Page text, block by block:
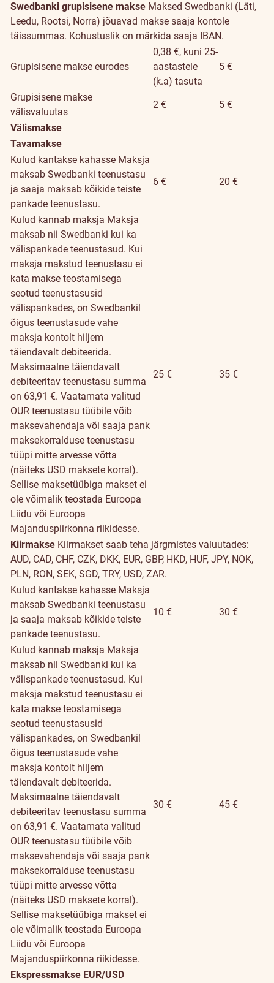
Swedbanki grupisisene makse Maksed Swedbanki (Läti,
Leedu, Rootsi, Norra) jõuavad makse saaja kontole
täissummas. Kohustuslik on märkida saaja IBAN.
Grupisisene makse eurodes
0,38 €, kuni 25-
aastastele
(k.a) tasuta
5 €
Grupisisene makse
välisvaluutas
2 €
5 €
Välismakse
Tavamakse
Kulud kantakse kahasse Maksja
maksab Swedbanki teenustasu
ja saaja maksab kõikide teiste
pankade teenustasu.
6 € 20 €
Kulud kannab maksja Maksja
maksab nii Swedbanki kui ka
välispankade teenustasud. Kui
maksja makstud teenustasu ei
kata makse teostamisega
seotud teenustasusid
välispankades, on Swedbankil
õigus teenustasude vahe
maksja kontolt hiljem
täiendavalt debiteerida.
Maksimaalne täiendavalt
debiteeritav teenustasu summa
on 63,91 €. Vaatamata valitud
OUR teenustasu tüübile võib
maksevahendaja või saaja pank
maksekorralduse teenustasu
tüüpi mitte arvesse võtta
(näiteks USD maksete korral).
Sellise maksetüübiga makset ei
ole võimalik teostada Euroopa
Liidu või Euroopa
Majanduspiirkonna riikidesse.
25 € 35 €
Kiirmakse Kiirmakset saab teha järgmistes valuutades:
AUD, CAD, CHF, CZK, DKK, EUR, GBP, HKD, HUF, JPY, NOK,
PLN, RON, SEK, SGD, TRY, USD, ZAR.
Kulud kantakse kahasse Maksja
maksab Swedbanki teenustasu
ja saaja maksab kõikide teiste
pankade teenustasu.
10 € 30 €
Kulud kannab maksja Maksja
maksab nii Swedbanki kui ka
välispankade teenustasud. Kui
maksja makstud teenustasu ei
kata makse teostamisega
seotud teenustasusid
välispankades, on Swedbankil
õigus teenustasude vahe
maksja kontolt hiljem
täiendavalt debiteerida.
Maksimaalne täiendavalt
debiteeritav teenustasu summa
on 63,91 €. Vaatamata valitud
OUR teenustasu tüübile võib
maksevahendaja või saaja pank
maksekorralduse teenustasu
tüüpi mitte arvesse võtta
(näiteks USD maksete korral).
Sellise maksetüübiga makset ei
ole võimalik teostada Euroopa
Liidu või Euroopa
Majanduspiirkonna riikidesse.
30 € 45 €
Ekspressmakse EUR/USD